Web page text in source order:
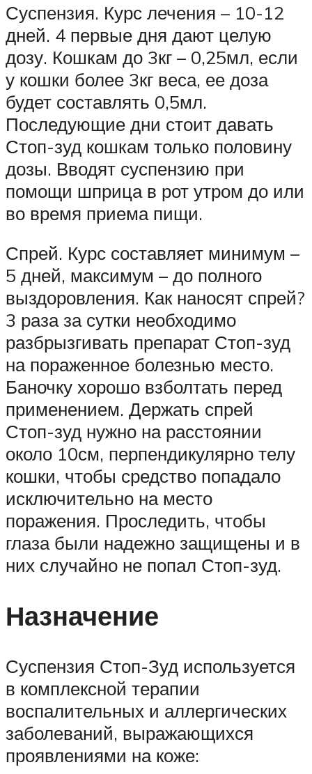
Суспензия. Курс лечения – 10-12
дней. 4 первые дня дают целую
дозу. Кошкам до 3кг – 0,25мл, если
у кошки более 3кг веса, ее доза
будет составлять 0,5мл.
Последующие дни стоит давать
Стоп-зуд кошкам только половину
дозы. Вводят суспензию при
помощи шприца в рот утром до или
во время приема пищи.
Спрей. Курс составляет минимум –
5 дней, максимум – до полного
выздоровления. Как наносят спрей?
3 раза за сутки необходимо
разбрызгивать препарат Стоп-зуд
на пораженное болезнью место.
Баночку хорошо взболтать перед
применением. Держать спрей
Стоп-зуд нужно на расстоянии
около 10см, перпендикулярно телу
кошки, чтобы средство попадало
исключительно на место
поражения. Проследить, чтобы
глаза были надежно защищены и в
них случайно не попал Стоп-зуд.
Назначение
Суспензия Стоп-Зуд используется
в комплексной терапии
воспалительных и аллергических
заболеваний, выражающихся
проявлениями на коже: